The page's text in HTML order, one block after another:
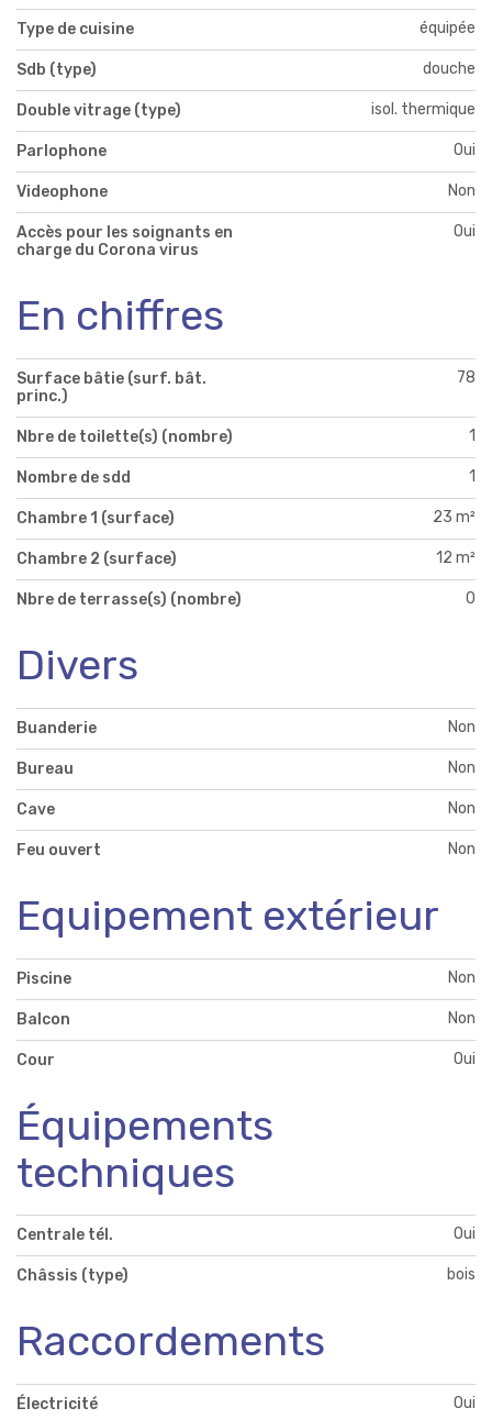
Type de cuisine équipée
Sdb (type) douche
Double vitrage (type) isol. thermique
Parlophone Oui
Videophone Non
Accès pour les soignants en
charge du Corona virus
Oui
En chiffres
Surface bâtie (surf. bât.
princ.)
78
Nbre de toilette(s) (nombre) 1
Nombre de sdd 1
Chambre 1 (surface) 23 m²
Chambre 2 (surface) 12 m²
Nbre de terrasse(s) (nombre) 0
Divers
Buanderie Non
Bureau Non
Cave Non
Feu ouvert Non
Equipement extérieur
Piscine Non
Balcon Non
Cour Oui
Équipements
techniques
Centrale tél. Oui
Châssis (type) bois
Raccordements
Électricité Oui